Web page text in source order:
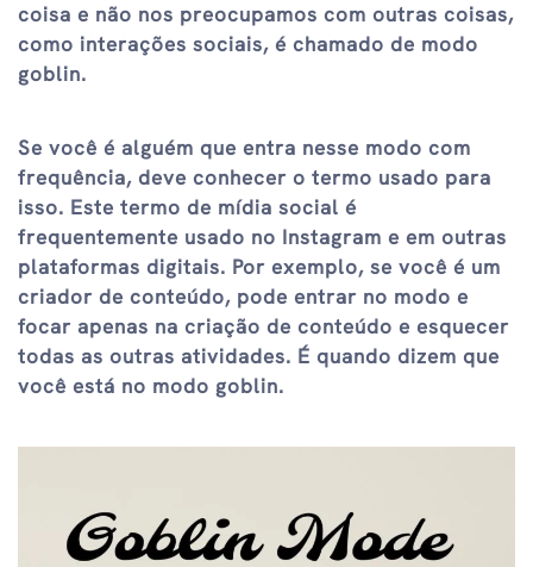
coisa e não nos preocupamos com outras coisas,
como interações sociais, é chamado de modo
goblin.
Se você é alguém que entra nesse modo com
frequência, deve conhecer o termo usado para
isso. Este termo de mídia social é
frequentemente usado no Instagram e em outras
plataformas digitais. Por exemplo, se você é um
criador de conteúdo, pode entrar no modo e
focar apenas na criação de conteúdo e esquecer
todas as outras atividades. É quando dizem que
você está no modo goblin.